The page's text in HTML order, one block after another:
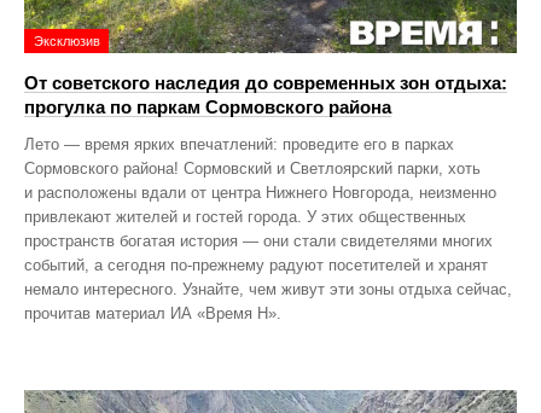
Эксклюзив
От советского наследия до современных зон отдыха:
прогулка по паркам Сормовского района
Лето — время ярких впечатлений: проведите его в парках
Сормовского района! Сормовский и Светлоярский парки, хоть
и расположены вдали от центра Нижнего Новгорода, неизменно
привлекают жителей и гостей города. У этих общественных
пространств богатая история — они стали свидетелями многих
событий, а сегодня по‑прежнему радуют посетителей и хранят
немало интересного. Узнайте, чем живут эти зоны отдыха сейчас,
прочитав материал ИА «Время Н».